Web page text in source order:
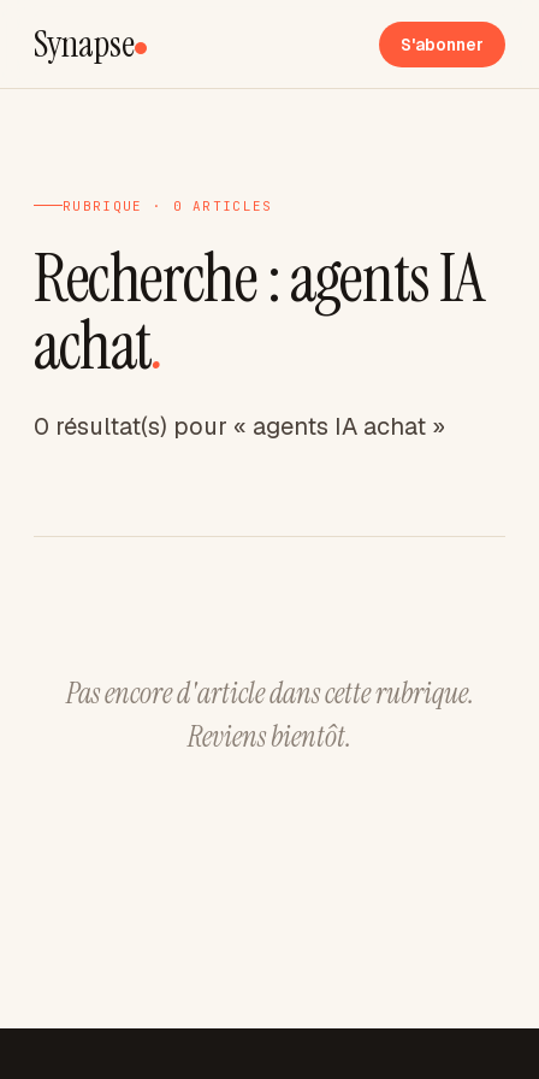
Synapse S'abonner
RUBRIQUE · 0 ARTICLES
Recherche : agents IA
achat.
0 résultat(s) pour « agents IA achat »
Pas encore d'article dans cette rubrique.
Reviens bientôt.